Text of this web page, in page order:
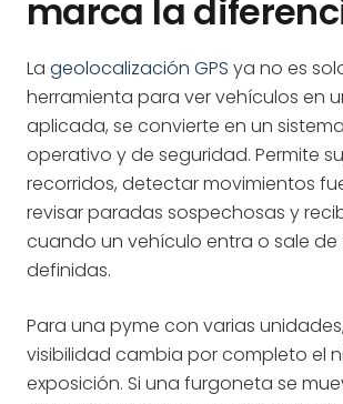
marca la
La geolocalización GPS ya no es
herramienta para ver vehículos en
aplicada, se convierte en un
operativo y de seguridad. Permite
recorridos, detectar movimientos
revisar paradas sospechosas y
cuando un vehículo entra o sale de
definidas.
Para una pyme con varias
visibilidad cambia por completo el
exposición. Si una furgoneta se